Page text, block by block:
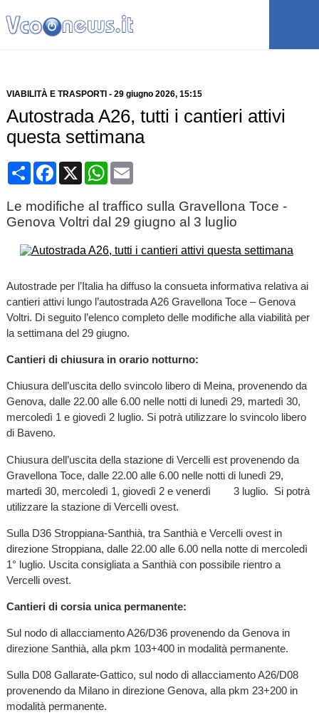
VIABILITÀ E TRASPORTI - 29 giugno 2026, 15:15
Autostrada A26, tutti i cantieri attivi
questa settimana
CondividiFacebook
X WhatsApp
Email
Le modifiche al traffico sulla Gravellona Toce -
Genova Voltri dal 29 giugno al 3 luglio
Autostrade per l’Italia ha diffuso la consueta informativa relativa ai
cantieri attivi lungo l’autostrada A26 Gravellona Toce – Genova
Voltri. Di seguito l’elenco completo delle modifiche alla viabilità per
la settimana del 29 giugno.
Cantieri di chiusura in orario notturno:
Chiusura dell’uscita dello svincolo libero di Meina, provenendo da
Genova, dalle 22.00 alle 6.00 nelle notti di lunedì 29, martedì 30,
mercoledì 1 e giovedì 2 luglio. Si potrà utilizzare lo svincolo libero
di Baveno.
Chiusura dell’uscita della stazione di Vercelli est provenendo da
Gravellona Toce, dalle 22.00 alle 6.00 nelle notti di lunedì 29,
martedì 30, mercoledì 1, giovedì 2 e venerdì 3 luglio. Si potrà
utilizzare la stazione di Vercelli ovest.
Sulla D36 Stroppiana-Santhià, tra Santhià e Vercelli ovest in
direzione Stroppiana, dalle 22.00 alle 6.00 nella notte di mercoledì
1° luglio. Uscita consigliata a Santhià con possibile rientro a
Vercelli ovest.
Cantieri di corsia unica permanente:
Sul nodo di allacciamento A26/D36 provenendo da Genova in
direzione Santhià, alla pkm 103+400 in modalità permanente.
Sulla D08 Gallarate-Gattico, sul nodo di allacciamento A26/D08
provenendo da Milano in direzione Genova, alla pkm 23+200 in
modalità permanente.